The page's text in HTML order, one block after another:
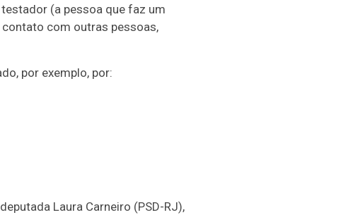
(a pessoa que faz um
com outras pessoas,
por exemplo, por:
Laura Carneiro (PSD-RJ),